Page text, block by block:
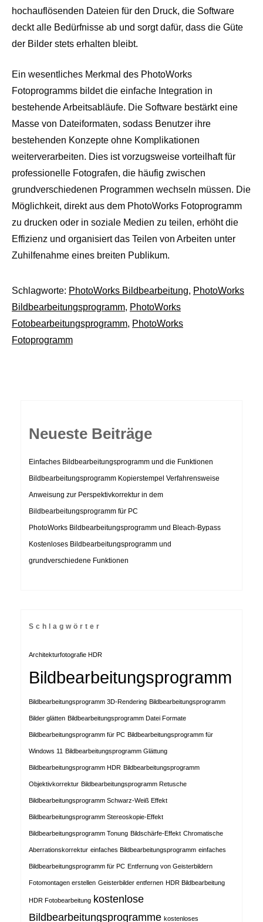
hochauflösenden Dateien für den Druck, die Software
deckt alle Bedürfnisse ab und sorgt dafür, dass die Güte
der Bilder stets erhalten bleibt.
Ein wesentliches Merkmal des PhotoWorks
Fotoprogramms bildet die einfache Integration in
bestehende Arbeitsabläufe. Die Software bestärkt eine
Masse von Dateiformaten, sodass Benutzer ihre
bestehenden Konzepte ohne Komplikationen
weiterverarbeiten. Dies ist vorzugsweise vorteilhaft für
professionelle Fotografen, die häufig zwischen
grundverschiedenen Programmen wechseln müssen. Die
Möglichkeit, direkt aus dem PhotoWorks Fotoprogramm
zu drucken oder in soziale Medien zu teilen, erhöht die
Effizienz und organisiert das Teilen von Arbeiten unter
Zuhilfenahme eines breiten Publikum.
Schlagworte: PhotoWorks Bildbearbeitung, PhotoWorks
Bildbearbeitungsprogramm, PhotoWorks
Fotobearbeitungsprogramm, PhotoWorks
Fotoprogramm
Neueste Beiträge
Einfaches Bildbearbeitungsprogramm und die Funktionen
Bildbearbeitungsprogramm Kopierstempel Verfahrensweise
Anweisung zur Perspektivkorrektur in dem
Bildbearbeitungsprogramm für PC
PhotoWorks Bildbearbeitungsprogramm und Bleach-Bypass
Kostenloses Bildbearbeitungsprogramm und
grundverschiedene Funktionen
Schlagwörter
Architekturfotografie HDR
Bildbearbeitungsprogramm
Bildbearbeitungsprogramm 3D-Rendering Bildbearbeitungsprogramm
Bilder glätten Bildbearbeitungsprogramm Datei Formate
Bildbearbeitungsprogramm für PC Bildbearbeitungsprogramm für
Windows 11 Bildbearbeitungsprogramm Glättung
Bildbearbeitungsprogramm HDR Bildbearbeitungsprogramm
Objektivkorrektur Bildbearbeitungsprogramm Retusche
Bildbearbeitungsprogramm Schwarz-Weiß Effekt
Bildbearbeitungsprogramm Stereoskopie-Effekt
Bildbearbeitungsprogramm Tonung Bildschärfe-Effekt Chromatische
Aberrationskorrektur einfaches Bildbearbeitungsprogramm einfaches
Bildbearbeitungsprogramm für PC Entfernung von Geisterbildern
Fotomontagen erstellen Geisterbilder entfernen HDR Bildbearbeitung
HDR Fotobearbeitung kostenlose
Bildbearbeitungsprogramme kostenloses